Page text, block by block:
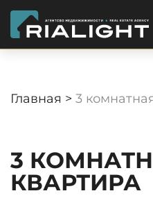
Главная > 3
3
КВАРТИРА